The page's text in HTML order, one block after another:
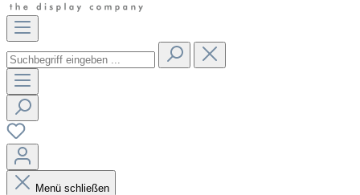
Menü schließen